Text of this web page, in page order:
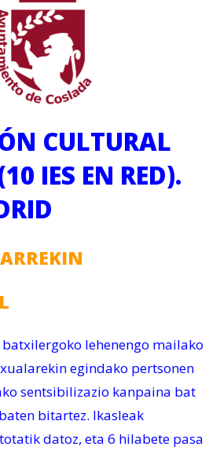
CULTURAL
IES EN RED).
lehenengo mailako
egindako pertsonen
sentsibilizazio kanpaina bat
bitartez. Ikasleak
datoz, eta 6 hilabete pasa